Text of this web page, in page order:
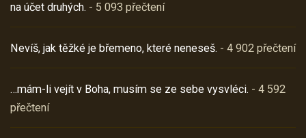
na účet druhých. - 5 093 přečtení
Nevíš, jak těžké je břemeno, které neneseš. - 4 902 přečtení
…mám-li vejít v Boha, musím se ze sebe vysvléci. - 4 592
přečtení